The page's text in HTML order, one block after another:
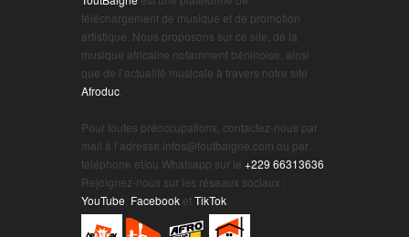
téléchargement de musique et de promotion
artistique. Nous proposons sur ce site, de la
musique africaine notamment béninoise, ainsi
que de l’actualité musicale à travers notre site
Afroduc
Pour toutes préoccupations, contactez-nous par
mail à l’adresse infos@toutbaigne.com ou par
téléphone et/ou Whatsapp sur le +229 66313636
Rejoignez-nous sur les réseaux sociaux :
YouTube Facebook etTikTok